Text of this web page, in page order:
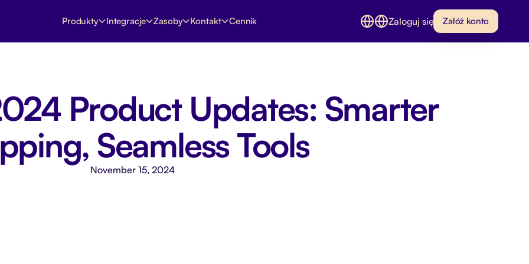
Produkty Integracje
Magento
Indywidualne API
Zasoby
PARTNERZY
Partnerzy usługowi
Zostań partnerem
Dołącz do naszego Programu Partnerskiego
Kontakt
odwiedź centrum pomocy
Czat z obsługą klienta →
Cennik Zaloguj się Załóż konto
Product Updates: Smarter
Seamless Tools
November 15, 2024